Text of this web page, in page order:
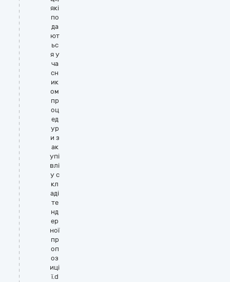
які
по
да
ют
ьс
я у
ча
сн
ик
ом
пр
оц
ед
ур
и з
ак
упі
влі
у с
кл
аді
те
нд
ер
ної
пр
оп
оз
иці
ї.d